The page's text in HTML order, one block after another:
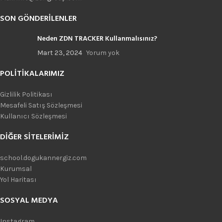
SON GÖNDERILENLER
Neden ZDN TRACKER Kullanmalısınız?
Mart 23, 2024 Yorum yok
POLITIKALARIMIZ
Gizlilik Politikası
Mesafeli Satış Sözleşmesi
Kullanıcı Sözleşmesi
DIĞER SITELERIMIZ
school.dogukannergiz.com
Kurumsal
Yol Haritası
SOSYAL MEDYA